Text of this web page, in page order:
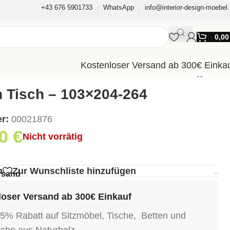
+43 676 5901733 WhatsApp info@interior-design-
Kostenloser Versand ab 300€
Tisch – 103×204-264
00021876
€Nicht vorrätig
Zur Wunschliste hinzufügen
Versand ab 300€ Einkauf
Rabatt auf Sitzmöbel, Tische, Betten und